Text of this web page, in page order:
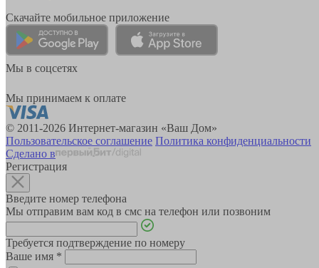
Скачайте мобильное приложение
Мы в соцсетях
Мы принимаем к оплате
© 2011-2026 Интернет-магазин «Ваш Дом»
Пользовательское соглашение Политика конфиденциальности
Сделано в
Регистрация
Введите номер телефона
Мы отправим вам код в смс на телефон или позвоним
Требуется подтверждение по номеру
Ваше имя *